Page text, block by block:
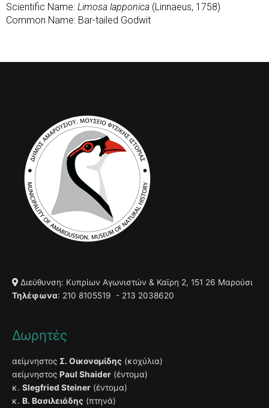
Scientific Name: Limosa lapponica (Linnaeus, 1758)
Common Name: Bar-tailed Godwit
Διεύθυνση: Κυπρίων Αγωνιστών & Καϊρη 2, 151 26 Μαρούσι
Τηλέφωνα: 210 8105519 - 213 2038620
Δωρητές
αείμνηστος Σ. Οικονομίδης (κοχύλια)
αείμνηστος Paul Shaider (έντομα)
κ. Slegfried Steiner (έντομα)
κ. Β. Βασιλειάδης (πτηνά)